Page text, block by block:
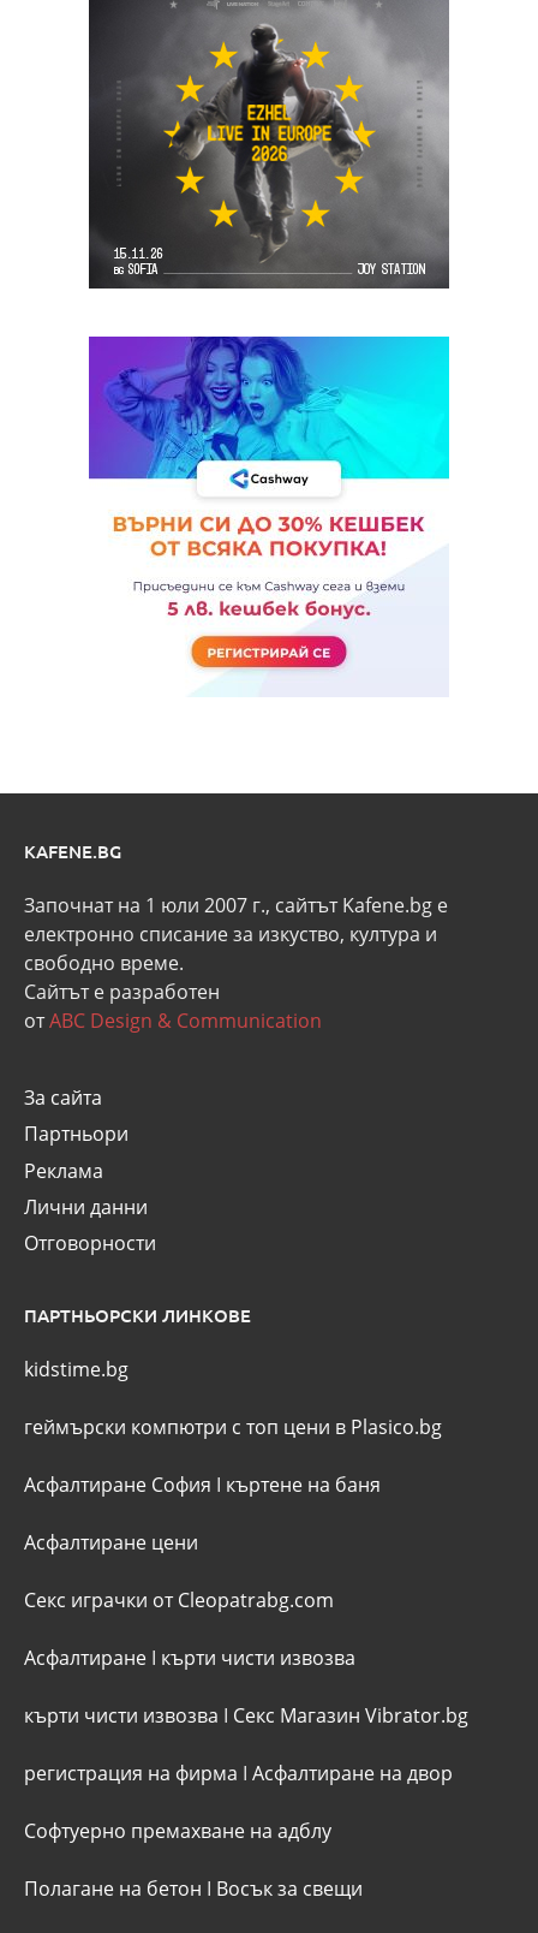
KAFENE.BG
Започнат на 1 юли 2007 г., сайтът Kafene.bg e
eлектронно списание за изкуство, култура и
свободно време.
Сайтът е разработен
отABC Design & Communication
За сайта
Партньори
Реклама
Лични данни
Отговорности
ПАРТНЬОРСКИ ЛИНКОВЕ
kidstime.bg
геймърски компютри с топ цени в Plasico.bg
Асфалтиране София I къртене на баня
Асфалтиране цени
Секс играчки от Cleopatrabg.com
Асфалтиране I кърти чисти извозва
кърти чисти извозва I Секс Магазин Vibrator.bg
регистрация на фирма I Асфалтиране на двор
Софтуерно премахване на адблу
Полагане на бетон I Восък за свещи